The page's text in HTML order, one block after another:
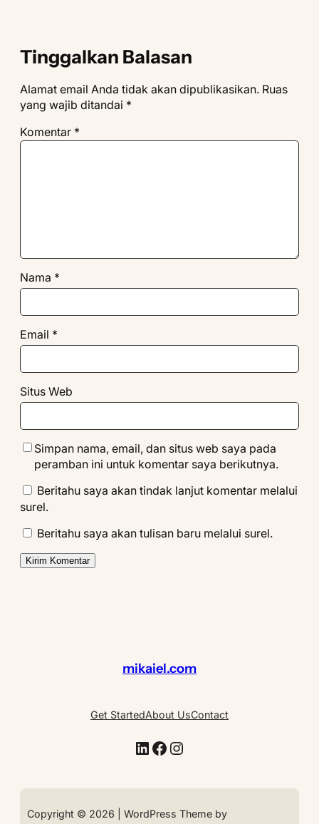
Tinggalkan Balasan
Alamat email Anda tidak akan dipublikasikan. Ruas
yang wajib ditandai *
Komentar *
Nama *
Email *
Situs Web
Simpan nama, email, dan situs web saya pada
peramban ini untuk komentar saya berikutnya.
Beritahu saya akan tindak lanjut komentar melalui
surel.
Beritahu saya akan tulisan baru melalui surel.
mikaiel.com
Get StartedAbout UsContact
LinkedIn Facebook Instagram
Copyright © 2026 | WordPress Theme by